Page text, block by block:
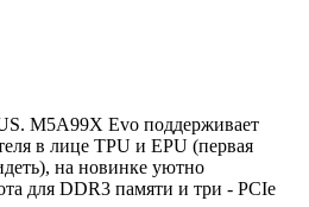
M5A99X Evo поддерживает
в лице TPU и EPU (первая
на новинке уютно
для DDR3 памяти и три - PCIe